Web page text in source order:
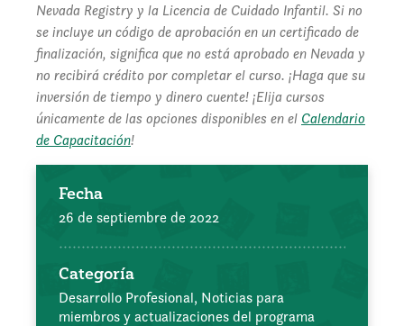
Nevada Registry y la Licencia de Cuidado Infantil. Si no
se incluye un código de aprobación en un certificado de
finalización, significa que no está aprobado en Nevada y
no recibirá crédito por completar el curso. ¡Haga que su
inversión de tiempo y dinero cuente! ¡Elija cursos
únicamente de las opciones disponibles en el Calendario
de Capacitación!
Fecha
26 de septiembre de 2022
Categoría
Desarrollo Profesional, Noticias para
miembros y actualizaciones del programa